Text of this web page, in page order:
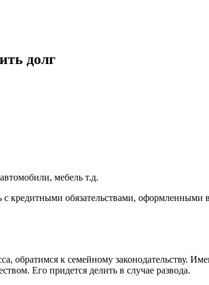
долг
мебель т.д.
кредитными обязательствами, оформленными
обратимся к семейному законодательству.
Его придется делить в случае развода.